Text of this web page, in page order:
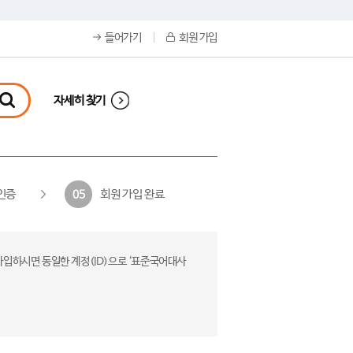
들어가기 회원 가입
자세히 찾기
증 05 회원 가입 완료
하시면 동일한 계정(ID)으로 ‘표준국어대사